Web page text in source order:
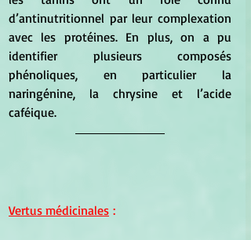
d’antinutritionnel par leur complexation
avec les protéines. En plus, on a pu
identifier plusieurs composés
phénoliques, en particulier la
naringénine, la chrysine et l’acide
caféique.
Vertus médicinales :